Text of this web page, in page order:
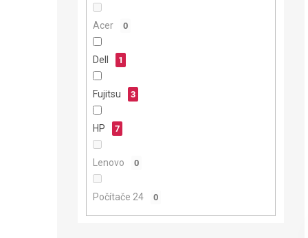
Acer 0
Dell 1
Fujitsu 3
HP 7
Lenovo 0
Počítače 24 0